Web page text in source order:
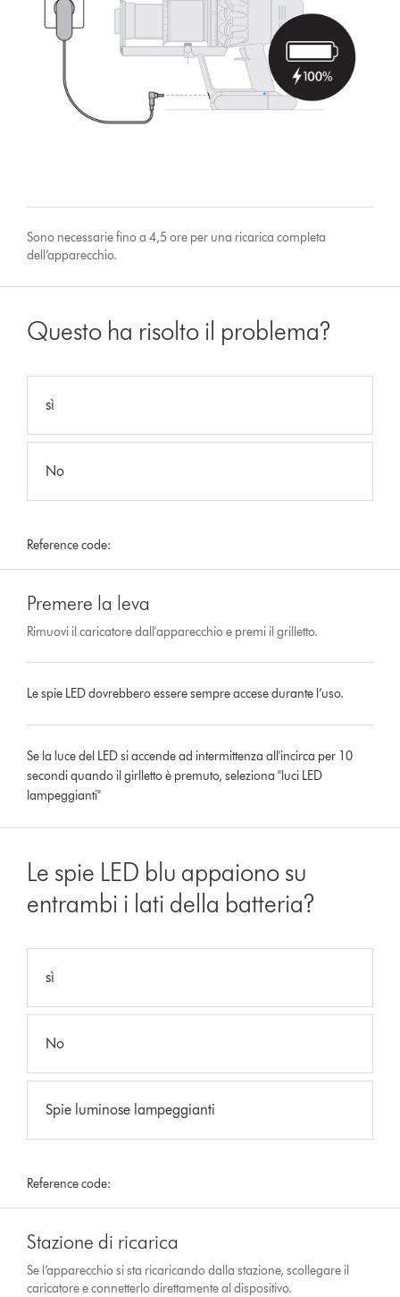
Sono necessarie fino a 4,5 ore per una ricarica completa
dell’apparecchio.
Questo ha risolto il problema?
sì
No
Reference code:
Premere la leva
Rimuovi il caricatore dall'apparecchio e premi il grilletto.
Le spie LED dovrebbero essere sempre accese durante l’uso.
Se la luce del LED si accende ad intermittenza all'incirca per 10
secondi quando il girlletto è premuto, seleziona "luci LED
lampeggianti"
Le spie LED blu appaiono su
entrambi i lati della batteria?
sì
No
Spie luminose lampeggianti
Reference code:
Stazione di ricarica
Se l’apparecchio si sta ricaricando dalla stazione, scollegare il
caricatore e connetterlo direttamente al dispositivo.